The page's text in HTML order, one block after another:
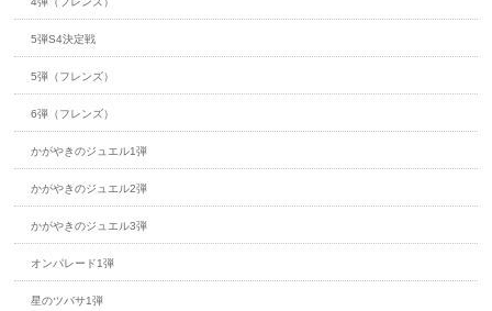
5弾S4決定戦
5弾（フレンズ）
6弾（フレンズ）
かがやきのジュエル1弾
かがやきのジュエル2弾
かがやきのジュエル3弾
オンパレード1弾
星のツバサ1弾